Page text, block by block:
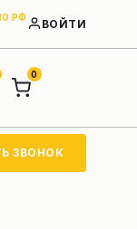
РФ ВОЙТИ
0
ЗВОНОК